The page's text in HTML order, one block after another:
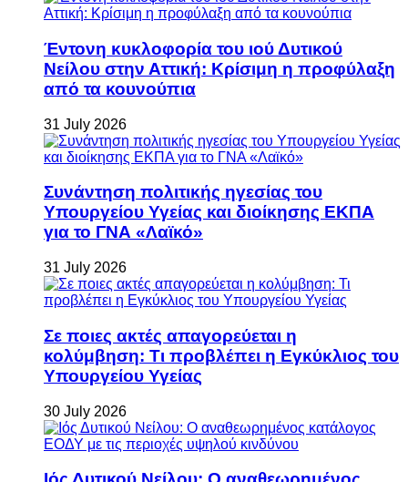
Έντονη κυκλοφορία του ιού Δυτικού
Νείλου στην Αττική: Κρίσιμη η προφύλαξη
από τα κουνούπια
31 July 2026
Συνάντηση πολιτικής ηγεσίας του
Υπουργείου Υγείας και διοίκησης ΕΚΠΑ
για το ΓΝΑ «Λαϊκό»
31 July 2026
Σε ποιες ακτές απαγορεύεται η
κολύμβηση: Τι προβλέπει η Εγκύκλιος του
Υπουργείου Υγείας
30 July 2026